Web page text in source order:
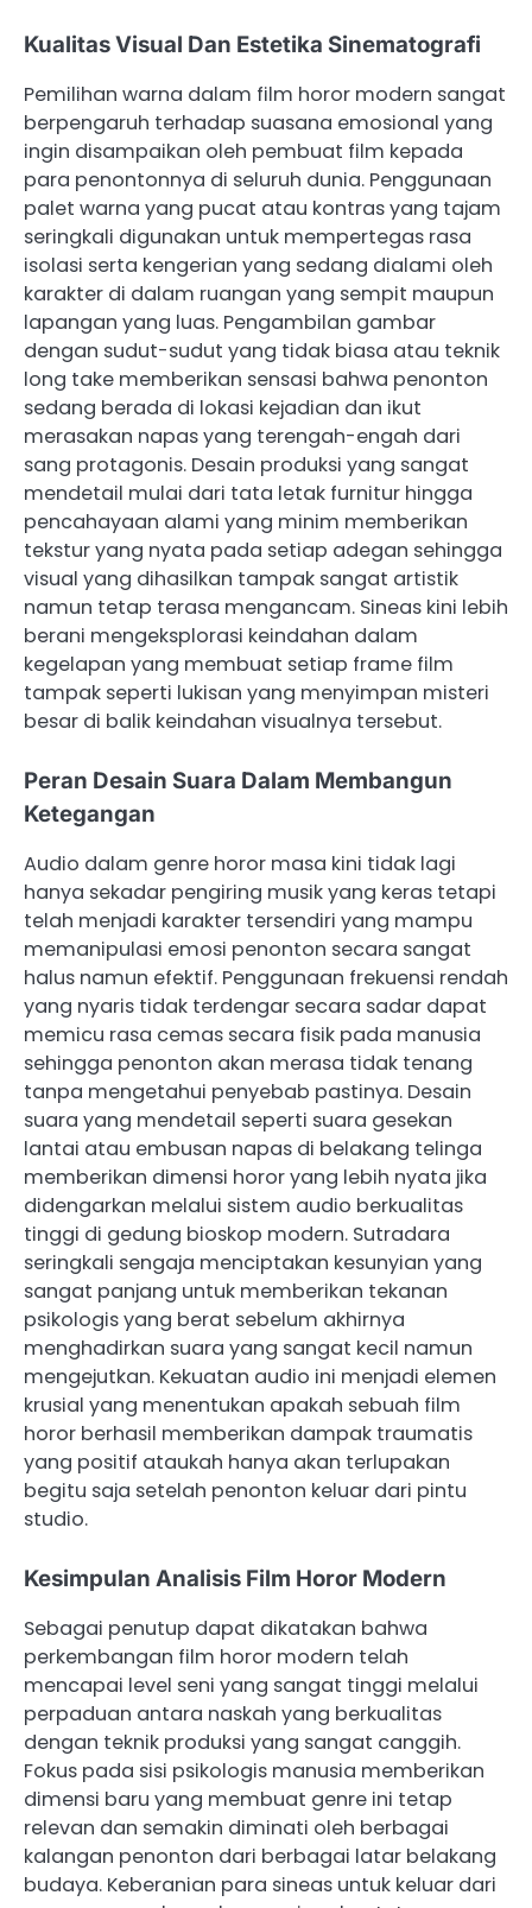
Kualitas Visual Dan Estetika Sinematografi
Pemilihan warna dalam film horor modern sangat
berpengaruh terhadap suasana emosional yang
ingin disampaikan oleh pembuat film kepada
para penontonnya di seluruh dunia. Penggunaan
palet warna yang pucat atau kontras yang tajam
seringkali digunakan untuk mempertegas rasa
isolasi serta kengerian yang sedang dialami oleh
karakter di dalam ruangan yang sempit maupun
lapangan yang luas. Pengambilan gambar
dengan sudut-sudut yang tidak biasa atau teknik
long take memberikan sensasi bahwa penonton
sedang berada di lokasi kejadian dan ikut
merasakan napas yang terengah-engah dari
sang protagonis. Desain produksi yang sangat
mendetail mulai dari tata letak furnitur hingga
pencahayaan alami yang minim memberikan
tekstur yang nyata pada setiap adegan sehingga
visual yang dihasilkan tampak sangat artistik
namun tetap terasa mengancam. Sineas kini lebih
berani mengeksplorasi keindahan dalam
kegelapan yang membuat setiap frame film
tampak seperti lukisan yang menyimpan misteri
besar di balik keindahan visualnya tersebut.
Peran Desain Suara Dalam Membangun
Ketegangan
Audio dalam genre horor masa kini tidak lagi
hanya sekadar pengiring musik yang keras tetapi
telah menjadi karakter tersendiri yang mampu
memanipulasi emosi penonton secara sangat
halus namun efektif. Penggunaan frekuensi rendah
yang nyaris tidak terdengar secara sadar dapat
memicu rasa cemas secara fisik pada manusia
sehingga penonton akan merasa tidak tenang
tanpa mengetahui penyebab pastinya. Desain
suara yang mendetail seperti suara gesekan
lantai atau embusan napas di belakang telinga
memberikan dimensi horor yang lebih nyata jika
didengarkan melalui sistem audio berkualitas
tinggi di gedung bioskop modern. Sutradara
seringkali sengaja menciptakan kesunyian yang
sangat panjang untuk memberikan tekanan
psikologis yang berat sebelum akhirnya
menghadirkan suara yang sangat kecil namun
mengejutkan. Kekuatan audio ini menjadi elemen
krusial yang menentukan apakah sebuah film
horor berhasil memberikan dampak traumatis
yang positif ataukah hanya akan terlupakan
begitu saja setelah penonton keluar dari pintu
studio.
Kesimpulan Analisis Film Horor Modern
Sebagai penutup dapat dikatakan bahwa
perkembangan film horor modern telah
mencapai level seni yang sangat tinggi melalui
perpaduan antara naskah yang berkualitas
dengan teknik produksi yang sangat canggih.
Fokus pada sisi psikologis manusia memberikan
dimensi baru yang membuat genre ini tetap
relevan dan semakin diminati oleh berbagai
kalangan penonton dari berbagai latar belakang
budaya. Keberanian para sineas untuk keluar dari